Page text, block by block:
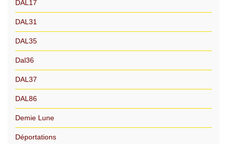
DAL17
DAL31
DAL35
Dal36
DAL37
DAL86
Demie Lune
Déportations